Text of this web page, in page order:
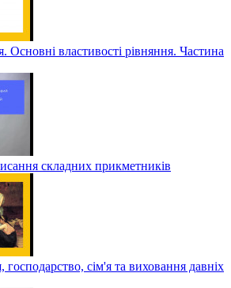
Основні властивості рівняння. Частина
складних прикметників
господарство, сім'я та виховання давніх